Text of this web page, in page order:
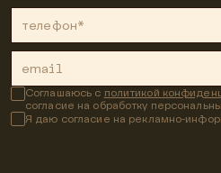
телефон*
email
Соглашаюсь с политикой
согласие на обработку
Я даю согласие на рекламно-